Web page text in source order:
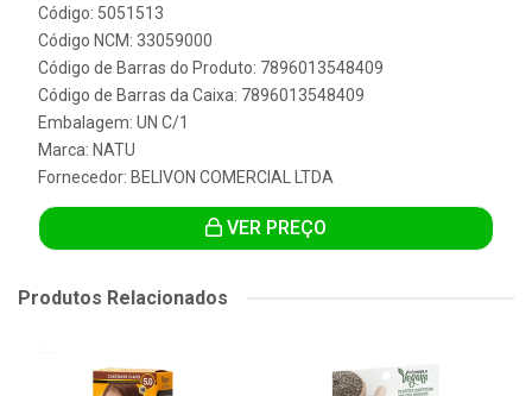
Código: 5051513
Código NCM: 33059000
Código de Barras do Produto: 7896013548409
Código de Barras da Caixa: 7896013548409
Embalagem: UN C/1
Marca: NATU
Fornecedor: BELIVON COMERCIAL LTDA
VER PREÇO
Produtos Relacionados